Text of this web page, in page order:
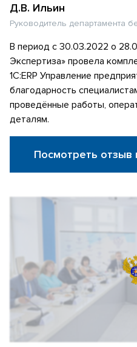
Д.В. Ильин
Руководитель департамента
В период с 30.03.2022 о
Экспертиза» провела
1С:ERP Управление
благодарность
проведённые работы,
деталям.
Посмотреть отзыв